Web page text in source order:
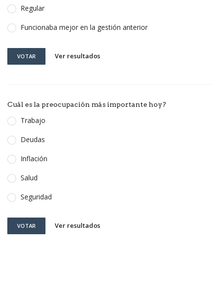
Regular
Funcionaba mejor en la gestión anterior
VOTAR Ver resultados
Cuál es la preocupación más importante hoy?
Trabajo
Deudas
Inflación
Salud
Seguridad
VOTAR Ver resultados